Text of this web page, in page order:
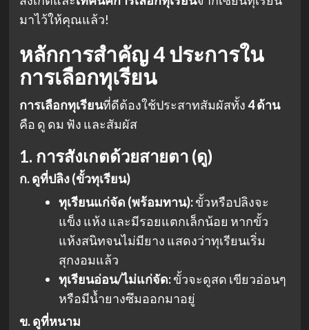
มาไว้ให้คุณแล้ว!
หลักการสำคัญ 4 ประการใน
การเลือกทุเรียน
การเลือกทุเรียนที่ดีต้องใช้ประสาทสัมผัสทั้ง4 ด้าน
คือ ดู ดม ฟัง และสัมผัส
1. การสังเกตด้วยสายตา (ดู)
ก. ดูที่ปลิง (ขั้วทุเรียน)
ทุเรียนแก่จัด (พร้อมทาน):ขั้วหรือปลิงจะ
แข็ง แห้ง และมีรอยแตกเล็กน้อย หากขั้ว
แห้งสนิทจนไม่มียาง แสดงว่าทุเรียนเริ่ม
สุกงอมแล้ว
ทุเรียนอ่อน/ไม่แก่จัด:ขั้วจะดูสด เขียวอ่อนๆ
หรือมีน้ำยางซึมออกมาอยู่
ข. ดูที่หนาม